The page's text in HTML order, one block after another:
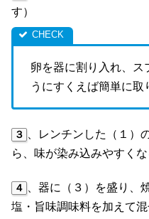
す）
卵を器に割り入れ、ス
うにすくえば簡単に取
３ 、レンチンした（１）
ら、味が染み込みやすく
４ 、器に（３）を盛り、
塩・旨味調味料を加えて混